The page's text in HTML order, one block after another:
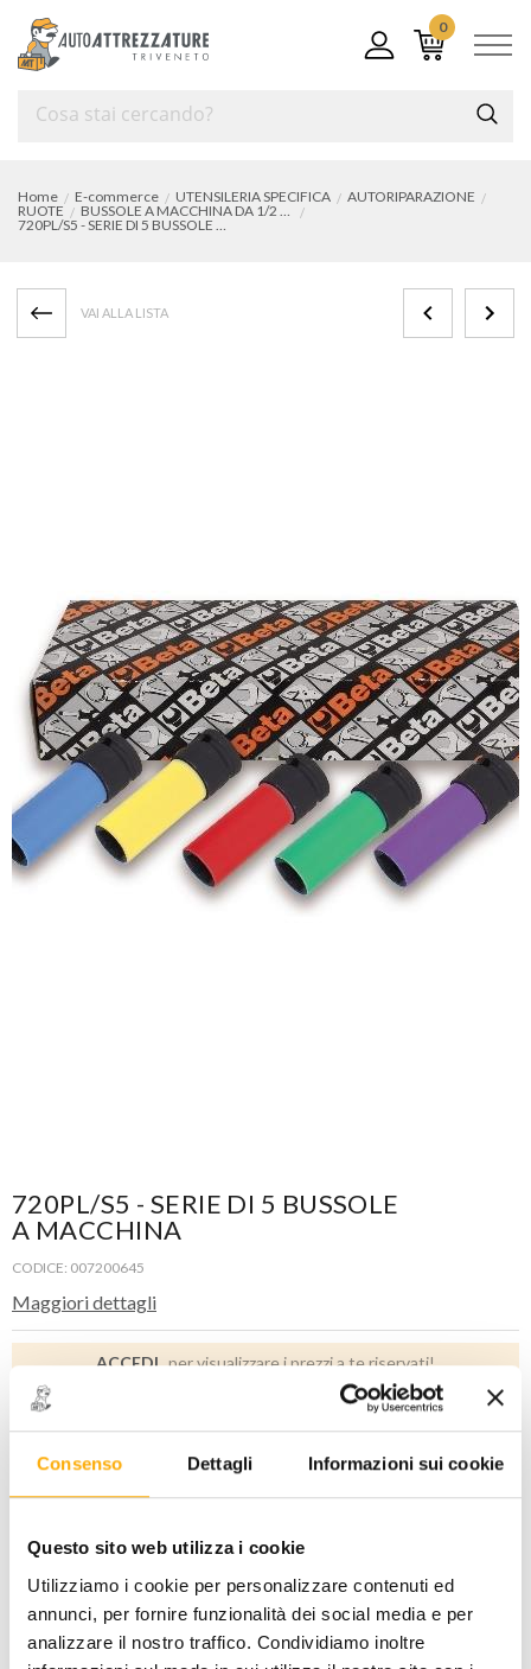
Consenso Dettagli Informazioni sui cookie
Questo sito web utilizza i cookie
Utilizziamo i cookie per personalizzare contenuti ed
annunci, per fornire funzionalità dei social media e per
analizzare il nostro traffico. Condividiamo inoltre
0
Home E-commerce UTENSILERIA SPECIFICA
AUTORIPARAZIONE
RUOTE
BUSSOLE A MACCHINA DA 1/2 LUNGHE IN TEFLON E DADI ANTIFURTO
720PL/S5 - SERIE DI 5 BUSSOLE A MACCHINA
VAI ALLA LISTA
720PL/S5 - SERIE DI 5 BUSSOLE
A MACCHINA
CODICE: 007200645
Maggiori dettagli
ACCEDI per visualizzare i prezzi a te riservati!
75,00 45,00
AGGIUNGI AL CARRELLO